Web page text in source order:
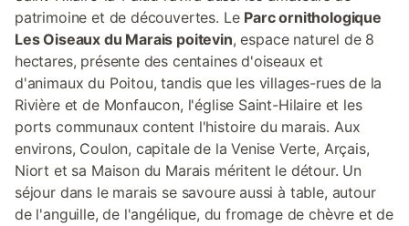
patrimoine et de découvertes. Le Parc ornithologique
Les Oiseaux du Marais poitevin, espace naturel de 8
hectares, présente des centaines d'oiseaux et
d'animaux du Poitou, tandis que les villages-rues de la
Rivière et de Monfaucon, l'église Saint-Hilaire et les
ports communaux content l'histoire du marais. Aux
environs, Coulon, capitale de la Venise Verte, Arçais,
Niort et sa Maison du Marais méritent le détour. Un
séjour dans le marais se savoure aussi à table, autour
de l'anguille, de l'angélique, du fromage de chèvre et de